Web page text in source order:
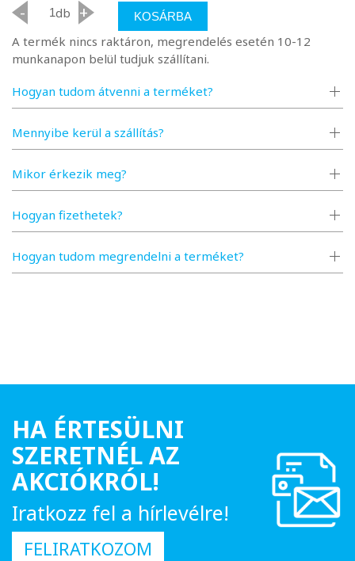
- db + KOSÁRBA
A termék nincs raktáron, megrendelés esetén 10-12
munkanapon belül tudjuk szállítani.
Hogyan tudom átvenni a terméket?
Mennyibe kerül a szállítás?
Mikor érkezik meg?
Hogyan fizethetek?
Hogyan tudom megrendelni a terméket?
HA ÉRTESÜLNI
SZERETNÉL AZ
AKCIÓKRÓL!
Iratkozz fel a hírlevélre!
FELIRATKOZOM